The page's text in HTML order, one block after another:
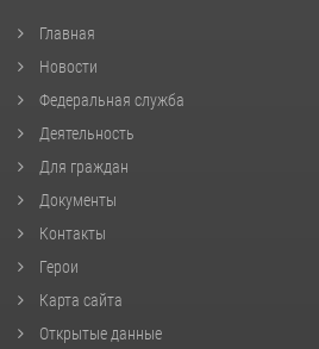
Главная
Новости
Федеральная служба
Деятельность
Для граждан
Документы
Контакты
Герои
Карта сайта
Открытые данные